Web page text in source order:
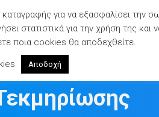
για να εξασφαλίσει την
στατιστικά για την χρήση της
ποια cookies θα αποδεχθείτε.
Αποδοχή